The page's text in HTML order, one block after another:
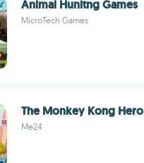
Animal Hunitng Games
MicroTech Games
The Monkey Kong Hero
Me24